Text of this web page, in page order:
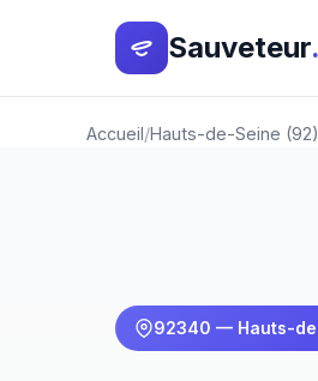
Sauveteur
Accueil Hauts-de-Seine (92)
92340 — Hauts-